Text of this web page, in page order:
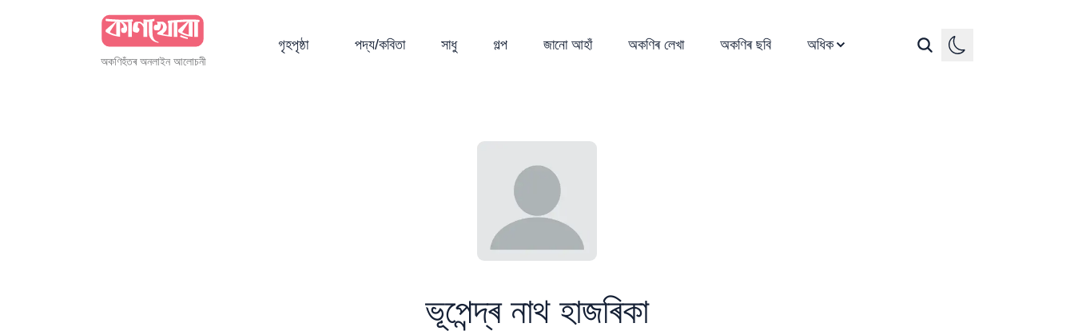
অকণিহঁতৰ অনলাইন আলোচনী
গৃহপৃষ্ঠা পদ্য/কবিতা সাধু গল্প জানো আহাঁ অকণিৰ লেখা অকণিৰ ছবি অধিক
ভূপেন্দ্ৰ নাথ হাজৰিকা